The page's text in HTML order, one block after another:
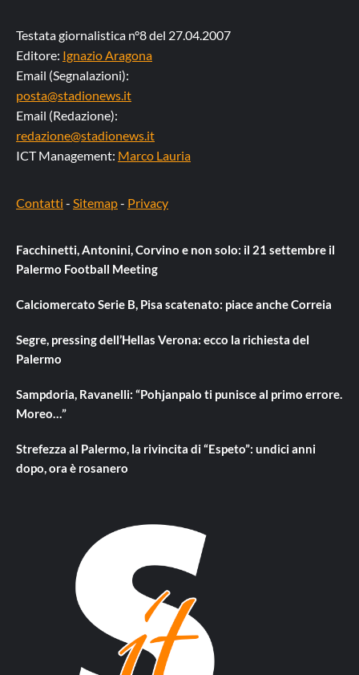
Testata giornalistica n°8 del 27.04.2007
Editore: Ignazio Aragona
Email (Segnalazioni):
posta@stadionews.it
Email (Redazione):
redazione@stadionews.it
ICT Management: Marco Lauria
Contatti - Sitemap- Privacy
Facchinetti, Antonini, Corvino e non solo: il 21 settembre il
Palermo Football Meeting
Calciomercato Serie B, Pisa scatenato: piace anche Correia
Segre, pressing dell’Hellas Verona: ecco la richiesta del
Palermo
Sampdoria, Ravanelli: “Pohjanpalo ti punisce al primo errore.
Moreo…”
Strefezza al Palermo, la rivincita di “Espeto”: undici anni
dopo, ora è rosanero